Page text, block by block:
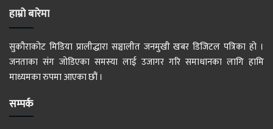
हाम्रो बारेमा
सुकौराकोट मिडिया प्रालीद्धारा सञ्चालीत जनमुखी खबर डिजिटल पत्रिका हो ।
जनताका संग जोडिएका समस्या लाई उजागर गरि समाधानका लागि हामि
माध्यमका रुपमा आएका छौं ।
सम्पर्क